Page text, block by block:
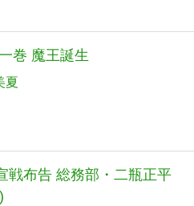
巻 魔王誕生
夏
戦布告 総務部・二瓶正平